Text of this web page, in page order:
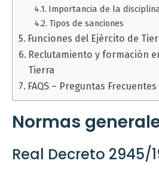
Importancia de la
Tipos de sanciones
Funciones del Ejército de
Reclutamiento y formación
Tierra
FAQS – Preguntas Frecuentes
Normas
Real Decreto 2945/